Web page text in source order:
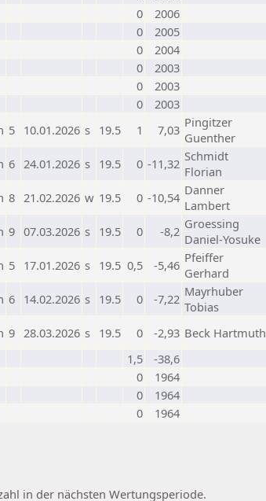
0
2006
0
2005
0
2004
0
2003
0
2003
0
2003
5 10.01.2026 s 19.5 1 7,03 Pingitzer
Guenther
6 24.01.2026 s 19.5 0 -11,32 Schmidt
Florian
8 21.02.2026 w 19.5 0 -10,54 Danner
Lambert
9 07.03.2026 s 19.5 0 -8,2 Groessing
Daniel-Yosuke
5 17.01.2026 s 19.5 0,5 -5,46 Pfeiffer
Gerhard
6 14.02.2026 s 19.5 0 -7,22 Mayrhuber
Tobias
9 28.03.2026 s 19.5 0 -2,93 Beck Hartmuth
1,5
-38,6
0
1964
0
1964
0
1964
in der nächsten Wertungsperiode.